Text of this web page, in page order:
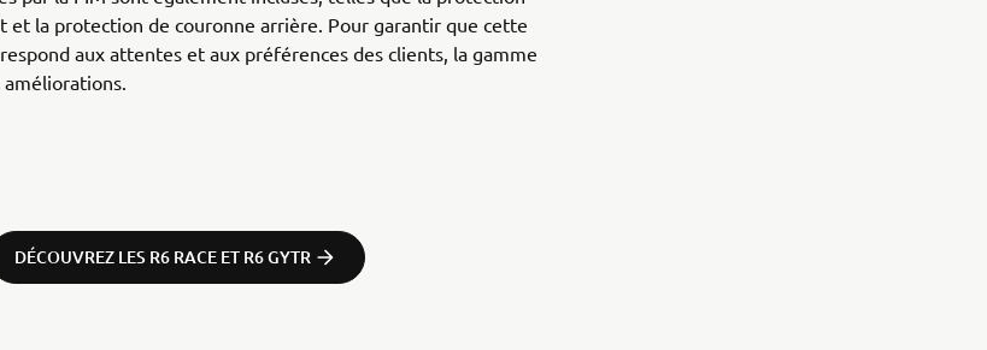
et la protection de couronne arrière. Pour garantir que cette
aux attentes et aux préférences des clients, la gamme
améliorations.
DÉCOUVREZ LES R6 RACE ET R6 GYTR